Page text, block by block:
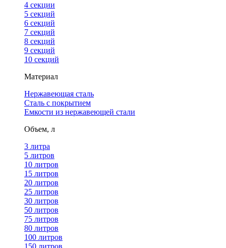
4 cекции
5 секций
6 секций
7 секций
8 секций
9 секций
10 секций
Материал
Нержавеющая сталь
Сталь с покрытием
Емкости из нержавеющей стали
Объем, л
3 литра
5 литров
10 литров
15 литров
20 литров
25 литров
30 литров
50 литров
75 литров
80 литров
100 литров
150 литров